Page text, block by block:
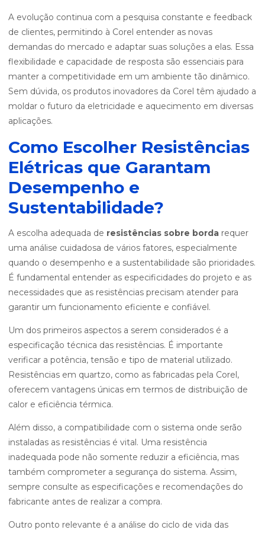
A evolução continua com a pesquisa constante e feedback
de clientes, permitindo à Corel entender as novas
demandas do mercado e adaptar suas soluções a elas. Essa
flexibilidade e capacidade de resposta são essenciais para
manter a competitividade em um ambiente tão dinâmico.
Sem dúvida, os produtos inovadores da Corel têm ajudado a
moldar o futuro da eletricidade e aquecimento em diversas
aplicações.
Como Escolher Resistências
Elétricas que Garantam
Desempenho e
Sustentabilidade?
A escolha adequada de resistências sobre borda requer
uma análise cuidadosa de vários fatores, especialmente
quando o desempenho e a sustentabilidade são prioridades.
É fundamental entender as especificidades do projeto e as
necessidades que as resistências precisam atender para
garantir um funcionamento eficiente e confiável.
Um dos primeiros aspectos a serem considerados é a
especificação técnica das resistências. É importante
verificar a potência, tensão e tipo de material utilizado.
Resistências em quartzo, como as fabricadas pela Corel,
oferecem vantagens únicas em termos de distribuição de
calor e eficiência térmica.
Além disso, a compatibilidade com o sistema onde serão
instaladas as resistências é vital. Uma resistência
inadequada pode não somente reduzir a eficiência, mas
também comprometer a segurança do sistema. Assim,
sempre consulte as especificações e recomendações do
fabricante antes de realizar a compra.
Outro ponto relevante é a análise do ciclo de vida das